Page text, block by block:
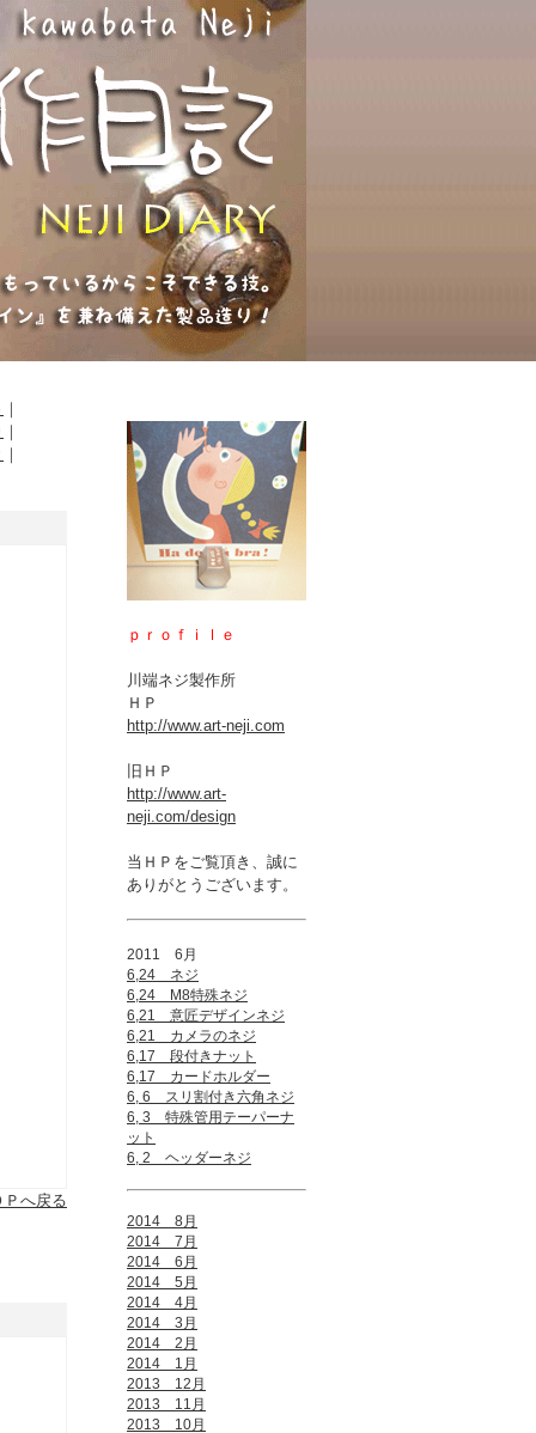
ｐｒｏｆｉｌｅ
川端ネジ製作所
ＨＰ
http://www.art-neji.com
旧ＨＰ
http://www.art-
neji.com/design
当ＨＰをご覧頂き、誠に
ありがとうございます。
2011 6月
6,24 ネジ
6,24 M8特殊ネジ
6,21 意匠デザインネジ
6,21 カメラのネジ
6,17 段付きナット
6,17 カードホルダー
6, 6 スリ割付き六角ネジ
6, 3 特殊管用テーパーナ
ット
6, 2 ヘッダーネジ
2014 8月
2014 7月
2014 6月
2014 5月
2014 4月
2014 3月
2014 2月
2014 1月
2013 12月
2013 11月
2013 10月
｜
｜
｜
へ戻る